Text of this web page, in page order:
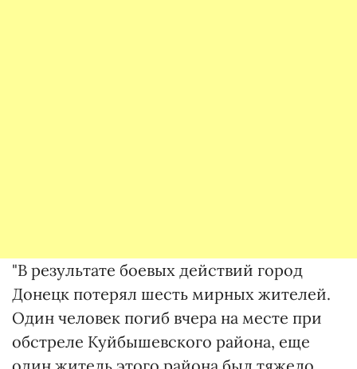
"В результате боевых действий город
Донецк потерял шесть мирных жителей.
Один человек погиб вчера на месте при
обстреле Куйбышевского района, еще